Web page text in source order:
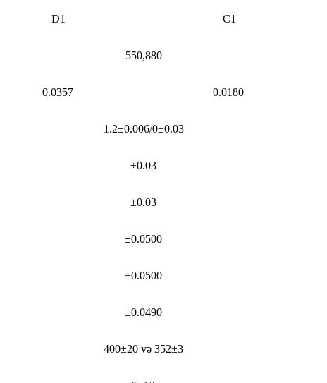
D1 C1
550,880
0.0357 0.0180
1.2±0.006/0±0.03
±0.03
±0.03
±0.0500
±0.0500
±0.0490
400±20 və 352±3